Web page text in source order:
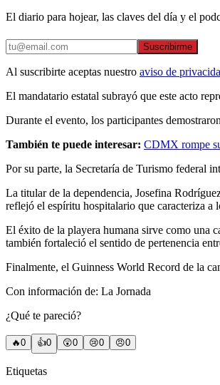
El diario para hojear, las claves del día y el
Suscribirme
Al suscribirte aceptas nuestro aviso de
El mandatario estatal subrayó que este acto
Durante el evento, los participantes
También te puede interesar: CDMX rompe
Por su parte, la Secretaría de Turismo federal
La titular de la dependencia, Josefina
reflejó el espíritu hospitalario que caracteriza a
El éxito de la playera humana sirve como una
también fortaleció el sentido de pertenencia
Finalmente, el Guinness World Record de la
Con información de: La Jornada
¿Qué te pareció?
🔥0 👍0 😲0 😢0 😠0
Etiquetas